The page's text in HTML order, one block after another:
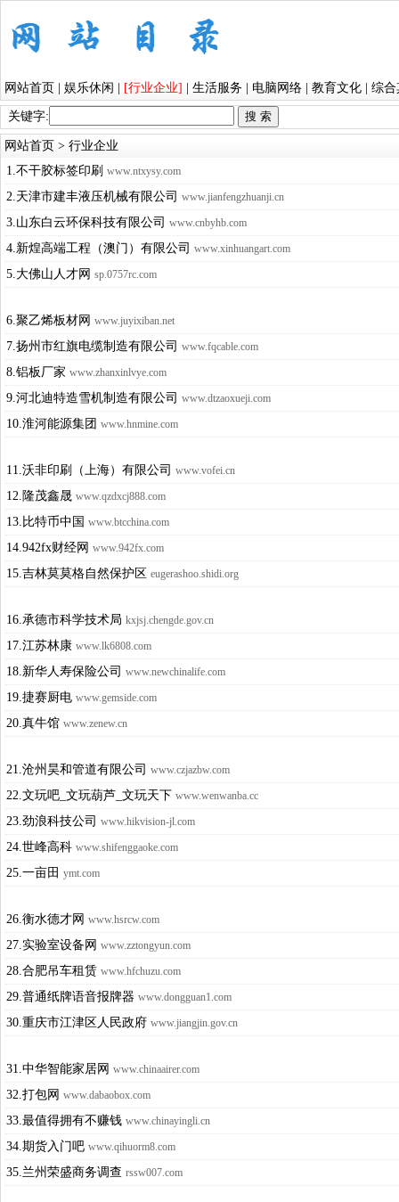
网站首页 娱乐休闲 [行业企业] 生活服务 电脑网络 教育文化 综合
关键字:
网站首页 > 行业企业
1.不干胶标签印刷 www.ntxysy.com
2.天津市建丰液压机械有限公司 www.jianfengzhuanji.cn
3.山东白云环保科技有限公司 www.cnbyhb.com
4.新煌高端工程（澳门）有限公司 www.xinhuangart.com
5.大佛山人才网 sp.0757rc.com
6.聚乙烯板材网 www.juyixiban.net
7.扬州市红旗电缆制造有限公司 www.fqcable.com
8.铝板厂家 www.zhanxinlvye.com
9.河北迪特造雪机制造有限公司 www.dtzaoxueji.com
10.淮河能源集团 www.hnmine.com
11.沃非印刷（上海）有限公司 www.vofei.cn
12.隆茂鑫晟 www.qzdxcj888.com
13.比特币中国 www.btcchina.com
14.942fx财经网 www.942fx.com
15.吉林莫莫格自然保护区 eugerashoo.shidi.org
16.承德市科学技术局 kxjsj.chengde.gov.cn
17.江苏林康 www.lk6808.com
18.新华人寿保险公司 www.newchinalife.com
19.捷赛厨电 www.gemside.com
20.真牛馆 www.zenew.cn
21.沧州昊和管道有限公司 www.czjazbw.com
22.文玩吧_文玩葫芦_文玩天下 www.wenwanba.cc
23.劲浪科技公司 www.hikvision-jl.com
24.世峰高科 www.shifenggaoke.com
25.一亩田 ymt.com
26.衡水德才网 www.hsrcw.com
27.实验室设备网 www.zztongyun.com
28.合肥吊车租赁 www.hfchuzu.com
29.普通纸牌语音报牌器 www.dongguan1.com
30.重庆市江津区人民政府 www.jiangjin.gov.cn
31.中华智能家居网 www.chinaairer.com
32.打包网 www.dabaobox.com
33.最值得拥有不赚钱 www.chinayingli.cn
34.期货入门吧 www.qihuorm8.com
35.兰州荣盛商务调查 rssw007.com